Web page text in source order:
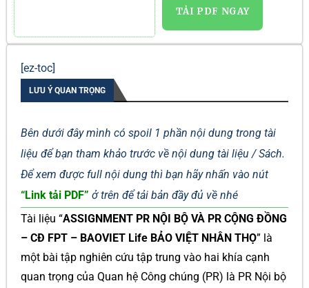
TẢI PDF NGAY
[ez-toc]
LƯU Ý QUAN TRỌNG
Bên dưới đây mình có spoil 1 phần nội dung trong tài
liệu để bạn tham khảo trước về nội dung tài liệu / Sách.
Để xem được full nội dung thì bạn hãy nhấn vào nút
“Link tải PDF” ở trên để tải bản đầy đủ về nhé
Tài liệu “ASSIGNMENT PR NỘI BỘ VÀ PR CỘNG ĐỒNG
– CĐ FPT – BAOVIET Life BẢO VIỆT NHÂN THỌ” là
một bài tập nghiên cứu tập trung vào hai khía cạnh
quan trọng của Quan hệ Công chúng (PR) là PR Nội bộ